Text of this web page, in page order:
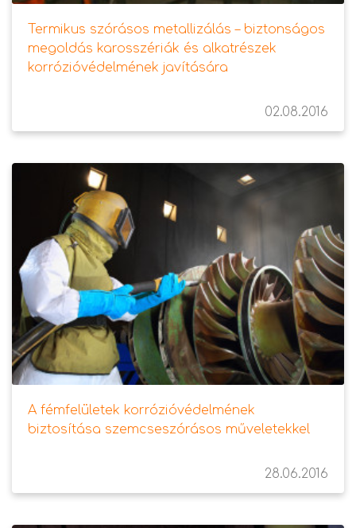
Termikus szórásos metallizálás – biztonságos
megoldás karosszériák és alkatrészek
korrózióvédelmének javítására
02.08.2016
A fémfelületek korrózióvédelmének
biztosítása szemcseszórásos műveletekkel
28.06.2016